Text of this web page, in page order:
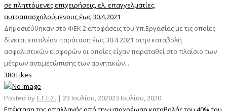
σε πληττόμενες επιχειρήσεις, ελ. επαγγελματίες,
αυτοαπασχολούμενους έως 30.4.2021
Δημοσιεύθηκαν στο ΦΕΚ 2 αποφάσεις του Υπ.Εργασίας με τις οποίες
δίνεται επιπλέον παράταση έως 30.4.2021 στην καταβολή
ασφαλιστικών εισφορών οι οποίες είχαν παραταθεί στο πλαίσιο των
μέτρων αντιμετώπισης των αρνητικών...
380 Likes
Posted by Ε.Γ.Ε.Σ. | 23 Ιουλίου, 202023 Ιουλίου, 2020